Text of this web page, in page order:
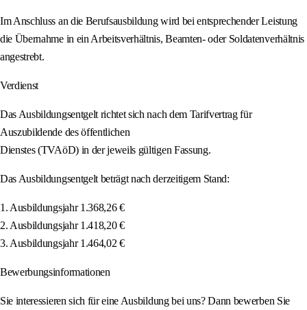
Im Anschluss an die Berufsausbildung wird bei entsprechender Leistung
die Übernahme in ein Arbeitsverhältnis, Beamten- oder Soldatenverhältnis
angestrebt.
Verdienst
Das Ausbildungsentgelt richtet sich nach dem Tarifvertrag für
Auszubildende des öffentlichen
Dienstes (TVAöD) in der jeweils gültigen Fassung.
Das Ausbildungsentgelt beträgt nach derzeitigem Stand:
1. Ausbildungsjahr 1.368,26 €
2. Ausbildungsjahr 1.418,20 €
3. Ausbildungsjahr 1.464,02 €
Bewerbungsinformationen
Sie interessieren sich für eine Ausbildung bei uns? Dann bewerben Sie